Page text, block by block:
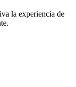
la experiencia de